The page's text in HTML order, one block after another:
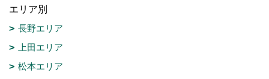
エリア別
長野エリア
上田エリア
松本エリア